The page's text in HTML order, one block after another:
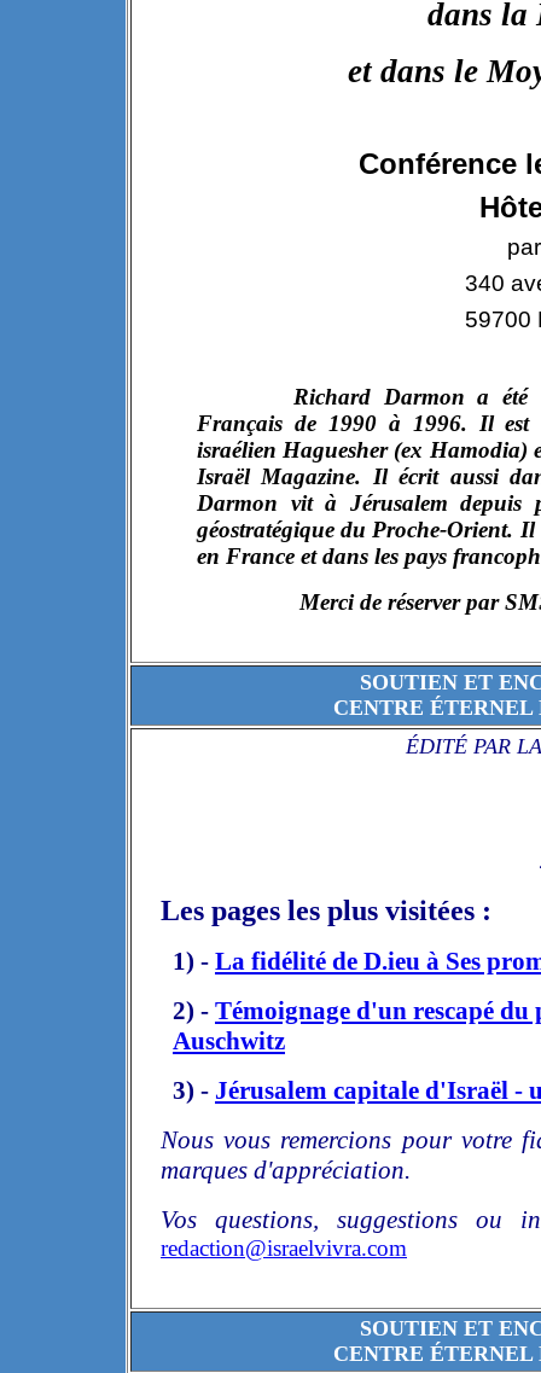
dans la
et dans le
Conférence
340
59700
Richard Darmon a été
Français de 1990 à 1996. Il est
israélien Haguesher (ex Hamodia)
Israël Magazine. Il écrit aussi
Darmon vit à Jérusalem
géostratégique du Proche-Orient.
en France et dans les pays
Merci de réserver
SOUTIEN ET
CENTRE
ÉDITÉ PAR
Les pages les plus visitées :
1) - La fidélité de D.ieu à Ses
2) - Témoignage d'un rescapé
Auschwitz
3) - Jérusalem capitale d'Israël -
Nous vous remercions pour votre
marques d'appréciation.
Vos questions, suggestions ou
redaction@israelvivra.com
SOUTIEN ET
CENTRE